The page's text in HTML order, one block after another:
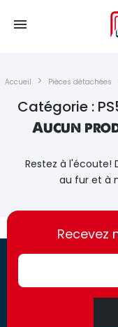
Accueil Pièces détachées
Catégorie :
Aucun
Restez à l'écoute!
au fur et à
https://france-
access.fr
https://france-
access.fr
Recevez